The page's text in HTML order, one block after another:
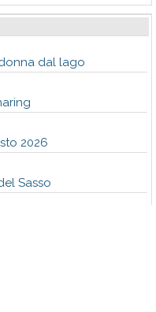
dal lago
2026
Sasso